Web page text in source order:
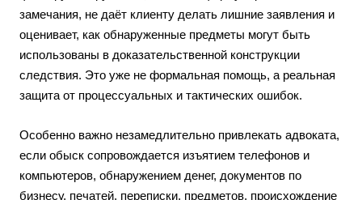
замечания, не даёт клиенту делать лишние заявления и
оценивает, как обнаруженные предметы могут быть
использованы в доказательственной конструкции
следствия. Это уже не формальная помощь, а реальная
защита от процессуальных и тактических ошибок.
Особенно важно незамедлительно привлекать адвоката,
если обыск сопровождается изъятием телефонов и
компьютеров, обнаружением денег, документов по
бизнесу, печатей, переписки, предметов, происхождение